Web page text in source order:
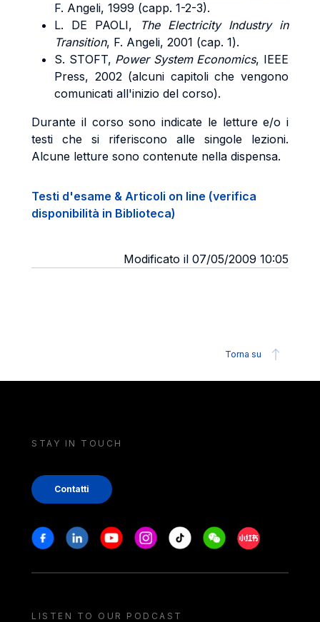
F. Angeli, 1999 (capp. 1-2-3).
L. DE PAOLI,
The Electricity Industry in
Transition, F. Angeli, 2001 (cap. 1).
S. STOFT, Power System Economics, IEEE
Press, 2002 (alcuni capitoli che vengono
comunicati all'inizio del corso).
Durante il corso sono indicate le letture e/o i
testi che si riferiscono alle singole lezioni.
Alcune letture sono contenute nella dispensa.
Testi d'esame & Articoli on line (verifica
disponibilità in Biblioteca)
Modificato il 07/05/2009 10:05
Torna su
STAY IN TOUCH
Contatti
Stay in touch
FacebookLinkedinYoutubeInstagram
Tiktok WeechatXiaohongshu/
LISTEN TO OUR PODCAST